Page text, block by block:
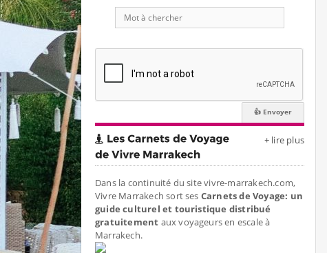
+ lire plus
Dans la continuité du site vivre-marrakech.com,
Vivre Marrakech sort ses Carnets de Voyage: un
guide culturel et touristique distribué
gratuitement aux voyageurs en escale à
Marrakech.